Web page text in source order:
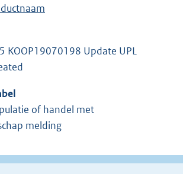
KOOP19070198 Update UPL
of handel met
melding